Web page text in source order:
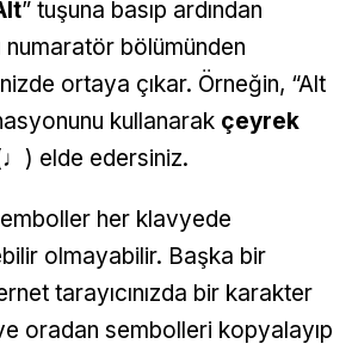
” tuşuna basıp ardından
numaratör bölümünden
ortaya çıkar. Örneğin, “Alt
kullanarak çeyrek
elde edersiniz.
her klavyede
olmayabilir. Başka bir
tarayıcınızda bir karakter
oradan sembolleri kopyalayıp